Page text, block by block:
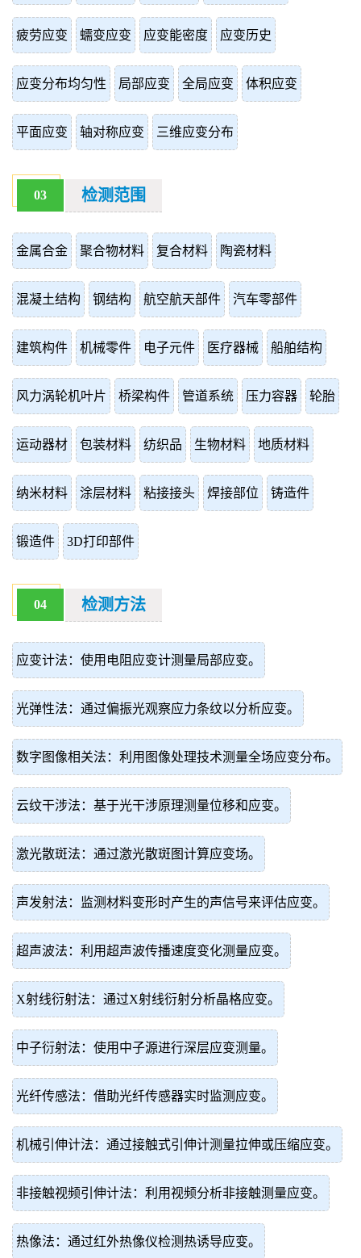
疲劳应变 蠕变应变 应变能密度 应变历史
应变分布均匀性 局部应变 全局应变 体积应变
平面应变 轴对称应变 三维应变分布
03 检测范围
金属合金 聚合物材料 复合材料 陶瓷材料
混凝土结构 钢结构 航空航天部件 汽车零部件
建筑构件 机械零件 电子元件 医疗器械 船舶结构
风力涡轮机叶片 桥梁构件 管道系统 压力容器 轮胎
运动器材 包装材料 纺织品 生物材料 地质材料
纳米材料 涂层材料 粘接接头 焊接部位 铸造件
锻造件 3D打印部件
04 检测方法
应变计法：使用电阻应变计测量局部应变。
光弹性法：通过偏振光观察应力条纹以分析应变。
数字图像相关法：利用图像处理技术测量全场应变分布。
云纹干涉法：基于光干涉原理测量位移和应变。
激光散斑法：通过激光散斑图计算应变场。
声发射法：监测材料变形时产生的声信号来评估应变。
超声波法：利用超声波传播速度变化测量应变。
X射线衍射法：通过X射线衍射分析晶格应变。
中子衍射法：使用中子源进行深层应变测量。
光纤传感法：借助光纤传感器实时监测应变。
机械引伸计法：通过接触式引伸计测量拉伸或压缩应变。
非接触视频引伸计法：利用视频分析非接触测量应变。
热像法：通过红外热像仪检测热诱导应变。